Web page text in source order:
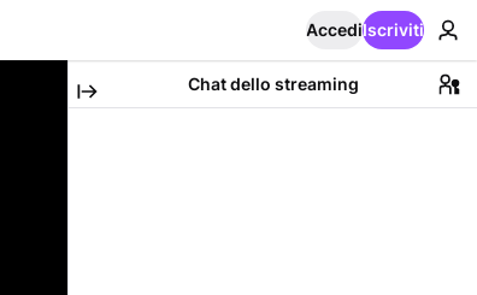
AccediIscriviti
Chat dello streaming